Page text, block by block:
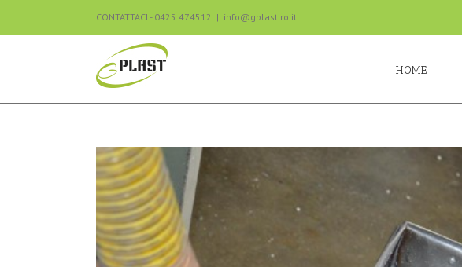
CONTATTACI - 0425 474512 | info@gplast.ro.it
HOME